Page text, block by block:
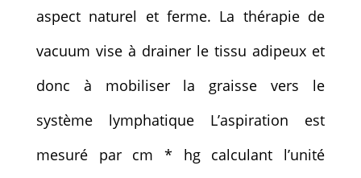
aspect naturel et ferme. La thérapie de
vacuum vise à drainer le tissu adipeux et
donc à mobiliser la graisse vers le
système lymphatique L’aspiration est
mesuré par cm * hg calculant l’unité